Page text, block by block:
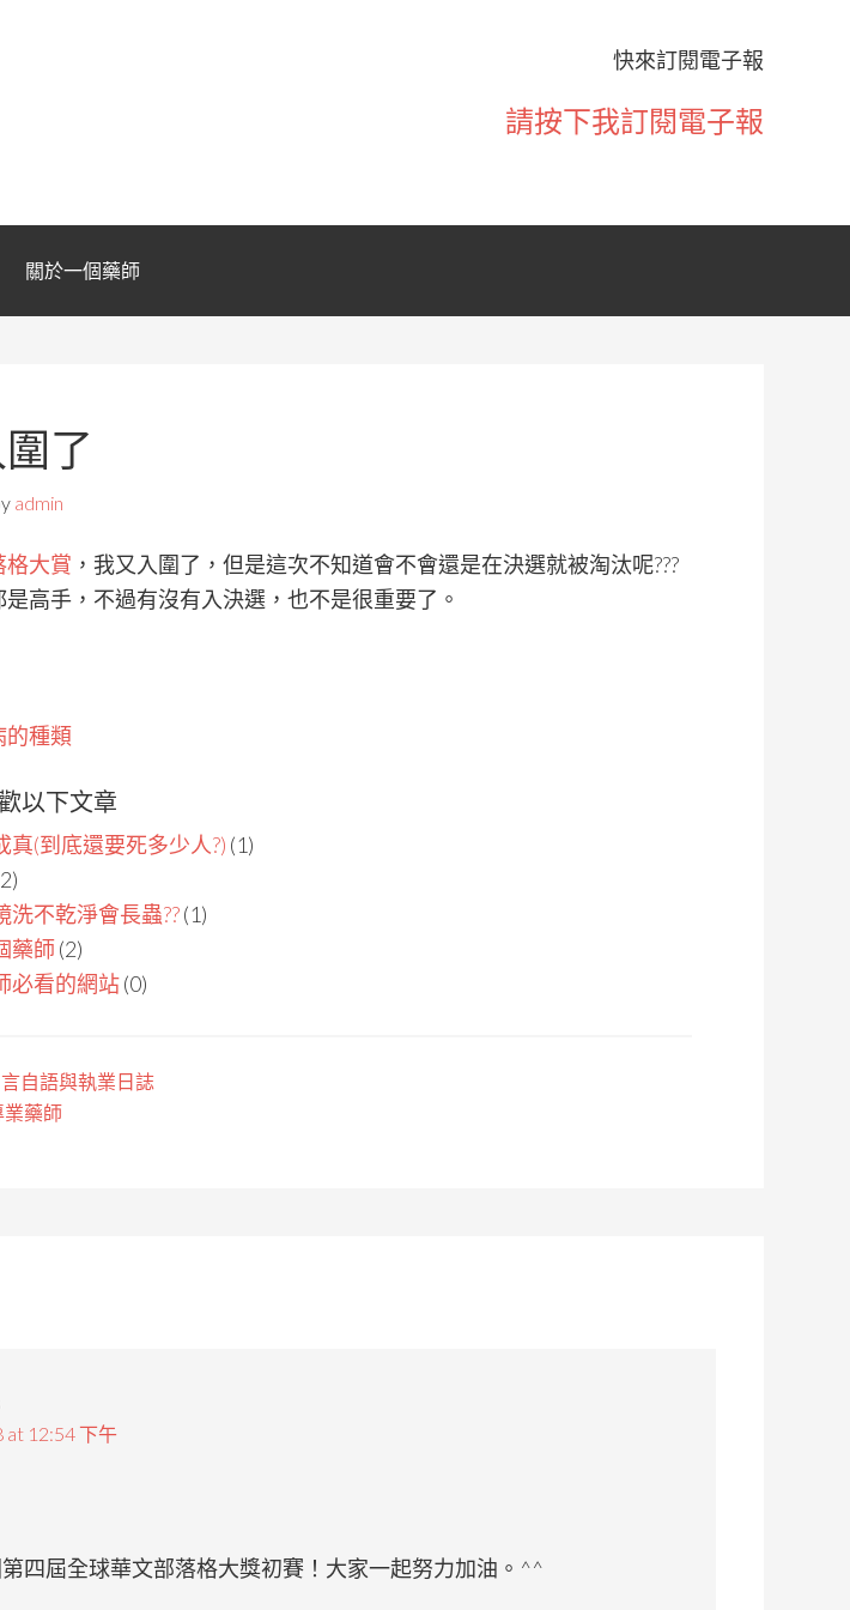
快來訂閱電子報
請按下我訂閱電子報
關於一個藥師
了
admin
格大賞 ，我又入圍了，但是這次不知道會不會還是在決選就被淘汰呢???
是高手，不過有沒有入決選，也不是很重要了。
的種類
以下文章
真(到底還要死多少人?) (1)
洗不乾淨會長蟲??(1)
藥師(2)
必看的網站(0)
自語與執業日誌
業藥師
at 12:54 下午
四屆全球華文部落格大獎初賽！大家一起努力加油。^^